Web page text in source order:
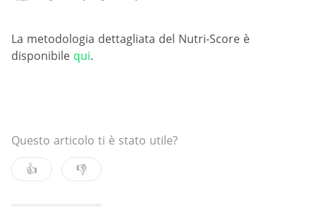
La metodologia dettagliata del Nutri-Score è
disponibile qui.
Questo articolo ti è stato utile?
👍
👎